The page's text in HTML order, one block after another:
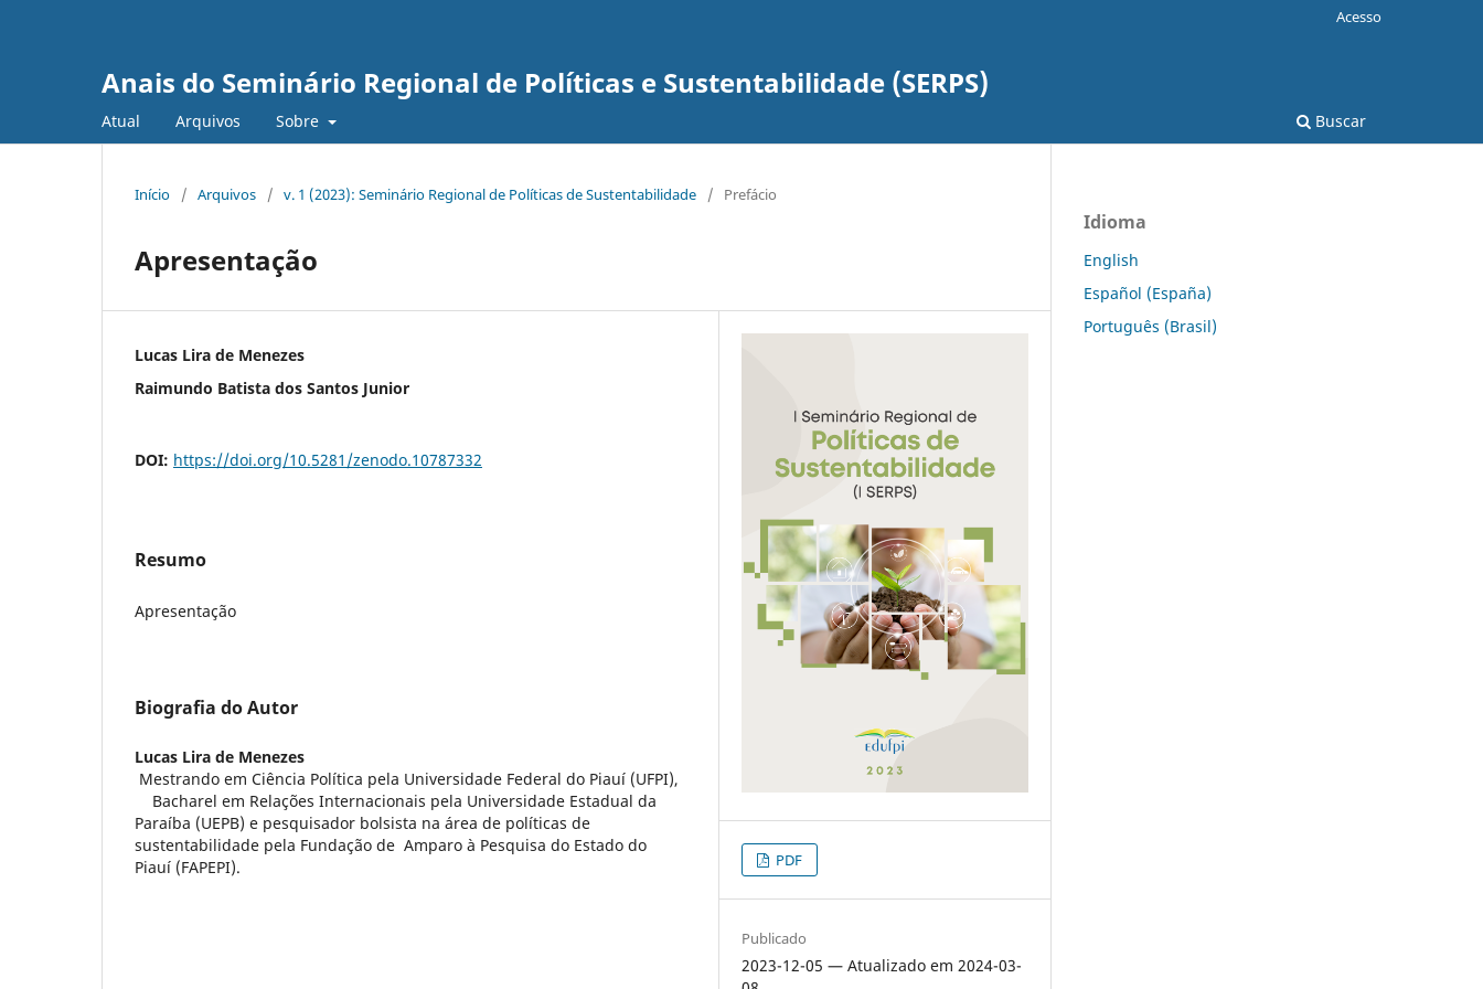
Anais do Seminário Regional de Políticas e Sustentabilidade (SERPS)
Atual Arquivos Sobre Buscar
Acesso
Início / Arquivos / v. 1 (2023): Seminário Regional de Políticas de Sustentabilidade / Prefácio
Apresentação
Lucas Lira de Menezes
Raimundo Batista dos Santos Junior
DOI: https://doi.org/10.5281/zenodo.10787332
Resumo
Apresentação
Biografia do Autor
Lucas Lira de Menezes
Mestrando em Ciência Política pela Universidade Federal do Piauí (UFPI),
Bacharel em Relações Internacionais pela Universidade Estadual da
Paraíba (UEPB) e pesquisador bolsista na área de políticas de
sustentabilidade pela Fundação de Amparo à Pesquisa do Estado do
Piauí (FAPEPI).
PDF
Publicado
2023-12-05 — Atualizado em 2024-03-
Idioma
English
Español (España)
Português (Brasil)